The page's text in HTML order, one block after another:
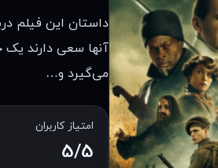
داستان این فیلم
آنها سعی دارند یک
می‌گیرد و…
امتیاز کاربران
5/5